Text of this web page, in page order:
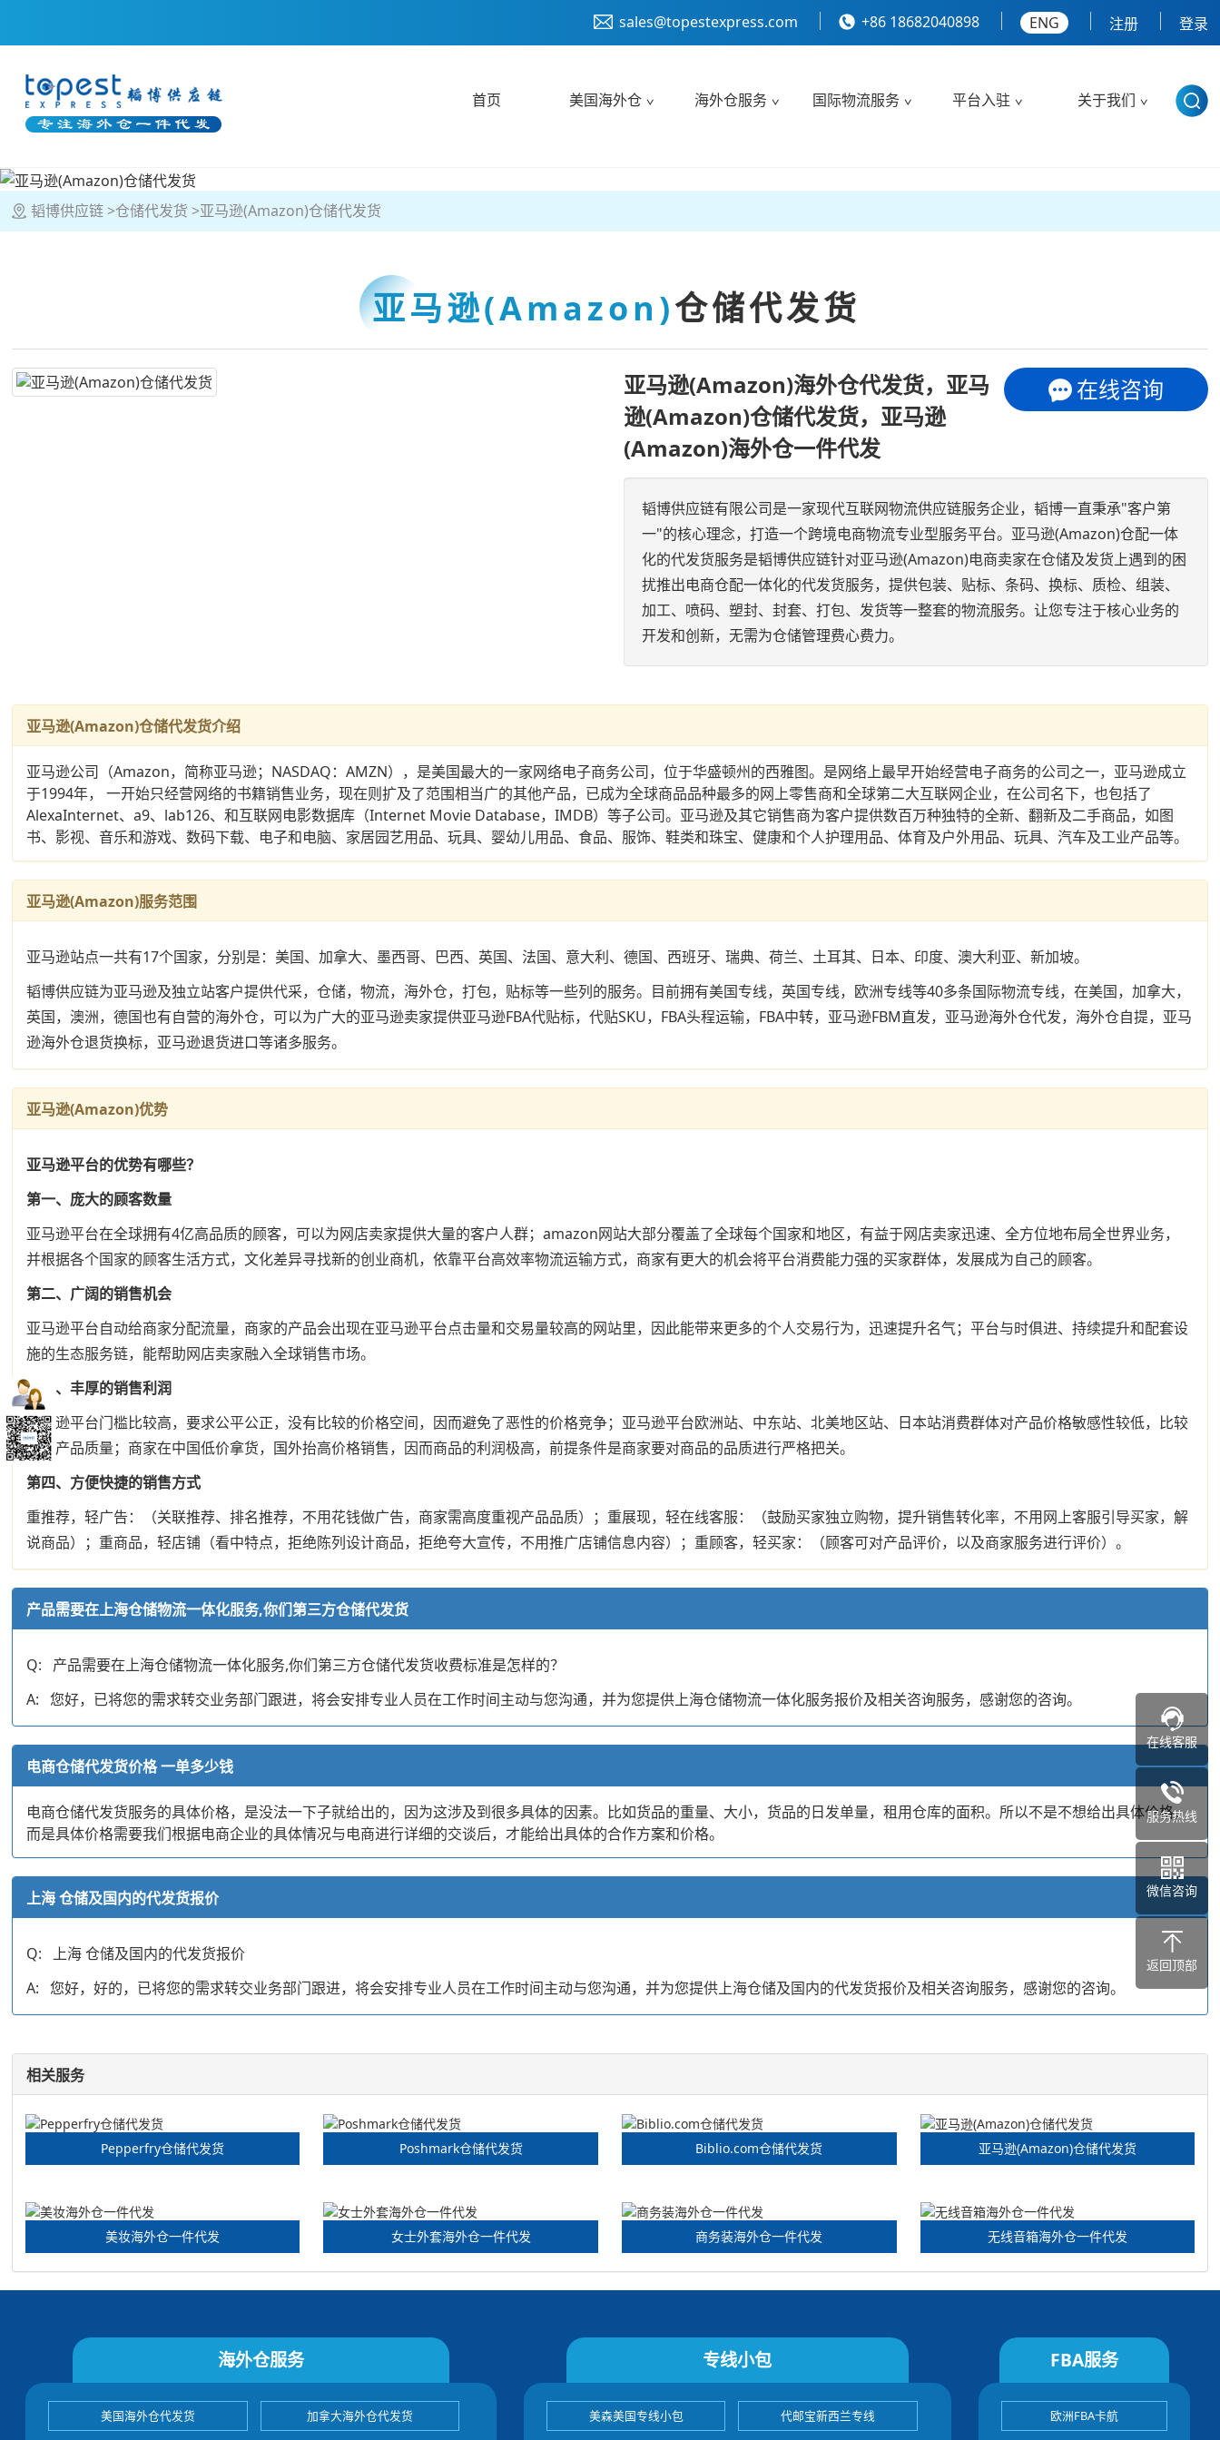
sales@topestexpress.com +86 18682040898 ENG 注册 登录
首页 美国海外仓 海外仓服务 国际物流服务 平台入驻 关于我们
韬博供应链 仓储代发货 亚马逊(Amazon)仓储代发货
亚马逊(Amazon)仓储代发货
在线咨询
亚马逊(Amazon)海外仓代发货，亚马
逊(Amazon)仓储代发货，亚马逊
(Amazon)海外仓一件代发
韬博供应链有限公司是一家现代互联网物流供应链服务企业，韬博一直秉承"客户第
一"的核心理念，打造一个跨境电商物流专业型服务平台。亚马逊(Amazon)仓配一体
化的代发货服务是韬博供应链针对亚马逊(Amazon)电商卖家在仓储及发货上遇到的困
扰推出电商仓配一体化的代发货服务，提供包装、贴标、条码、换标、质检、组装、
加工、喷码、塑封、封套、打包、发货等一整套的物流服务。让您专注于核心业务的
开发和创新，无需为仓储管理费心费力。
亚马逊(Amazon)仓储代发货介绍
亚马逊公司（Amazon，简称亚马逊；NASDAQ：AMZN），是美国最大的一家网络电子商务公司，位于华盛顿州的西雅图。是网络上最早开始经营电子商务的公司之一，亚马逊成立
于1994年， 一开始只经营网络的书籍销售业务，现在则扩及了范围相当广的其他产品，已成为全球商品品种最多的网上零售商和全球第二大互联网企业，在公司名下，也包括了
AlexaInternet、a9、lab126、和互联网电影数据库（Internet Movie Database，IMDB）等子公司。亚马逊及其它销售商为客户提供数百万种独特的全新、翻新及二手商品，如图
书、影视、音乐和游戏、数码下载、电子和电脑、家居园艺用品、玩具、婴幼儿用品、食品、服饰、鞋类和珠宝、健康和个人护理用品、体育及户外用品、玩具、汽车及工业产品等。
亚马逊(Amazon)服务范围
亚马逊站点一共有17个国家，分别是：美国、加拿大、墨西哥、巴西、英国、法国、意大利、德国、西班牙、瑞典、荷兰、土耳其、日本、印度、澳大利亚、新加坡。
韬博供应链为亚马逊及独立站客户提供代采，仓储，物流，海外仓，打包，贴标等一些列的服务。目前拥有美国专线，英国专线，欧洲专线等40多条国际物流专线，在美国，加拿大，
英国，澳洲，德国也有自营的海外仓，可以为广大的亚马逊卖家提供亚马逊FBA代贴标，代贴SKU，FBA头程运输，FBA中转，亚马逊FBM直发，亚马逊海外仓代发，海外仓自提，亚马
逊海外仓退货换标，亚马逊退货进口等诸多服务。
亚马逊(Amazon)优势
亚马逊平台的优势有哪些？
第一、庞大的顾客数量
亚马逊平台在全球拥有4亿高品质的顾客，可以为网店卖家提供大量的客户人群；amazon网站大部分覆盖了全球每个国家和地区，有益于网店卖家迅速、全方位地布局全世界业务，
并根据各个国家的顾客生活方式，文化差异寻找新的创业商机，依靠平台高效率物流运输方式，商家有更大的机会将平台消费能力强的买家群体，发展成为自己的顾客。
第二、广阔的销售机会
亚马逊平台自动给商家分配流量，商家的产品会出现在亚马逊平台点击量和交易量较高的网站里，因此能带来更多的个人交易行为，迅速提升名气；平台与时俱进、持续提升和配套设
施的生态服务链，能帮助网店卖家融入全球销售市场。
第三、丰厚的销售利润
亚马逊平台门槛比较高，要求公平公正，没有比较的价格空间，因而避免了恶性的价格竞争；亚马逊平台欧洲站、中东站、北美地区站、日本站消费群体对产品价格敏感性较低，比较
关心产品质量；商家在中国低价拿货，国外抬高价格销售，因而商品的利润极高，前提条件是商家要对商品的品质进行严格把关。
第四、方便快捷的销售方式
重推荐，轻广告：（关联推荐、排名推荐，不用花钱做广告，商家需高度重视产品品质）；重展现，轻在线客服：（鼓励买家独立购物，提升销售转化率，不用网上客服引导买家，解
说商品）；重商品，轻店铺（看中特点，拒绝陈列设计商品，拒绝夸大宣传，不用推广店铺信息内容）；重顾客，轻买家：（顾客可对产品评价，以及商家服务进行评价）。
产品需要在上海仓储物流一体化服务,你们第三方仓储代发货
Q: 产品需要在上海仓储物流一体化服务,你们第三方仓储代发货收费标准是怎样的？
A: 您好，已将您的需求转交业务部门跟进，将会安排专业人员在工作时间主动与您沟通，并为您提供上海仓储物流一体化服务报价及相关咨询服务，感谢您的咨询。
电商仓储代发货价格 一单多少钱
电商仓储代发货服务的具体价格，是没法一下子就给出的，因为这涉及到很多具体的因素。比如货品的重量、大小，货品的日发单量，租用仓库的面积。所以不是不想给出具体价格，
而是具体价格需要我们根据电商企业的具体情况与电商进行详细的交谈后，才能给出具体的合作方案和价格。
上海 仓储及国内的代发货报价
Q: 上海 仓储及国内的代发货报价
A: 您好，好的，已将您的需求转交业务部门跟进，将会安排专业人员在工作时间主动与您沟通，并为您提供上海仓储及国内的代发货报价及相关咨询服务，感谢您的咨询。
相关服务
Pepperfry仓储代发货 Poshmark仓储代发货 Biblio.com仓储代发货 亚马逊(Amazon)仓储代发货
美妆海外仓一件代发 女士外套海外仓一件代发 商务装海外仓一件代发 无线音箱海外仓一件代发
海外仓服务
美国海外仓代发货 加拿大海外仓代发货
专线小包
美森美国专线小包 代邮宝新西兰专线
FBA服务
欧洲FBA卡航
在线客服
服务热线
微信咨询
返回顶部